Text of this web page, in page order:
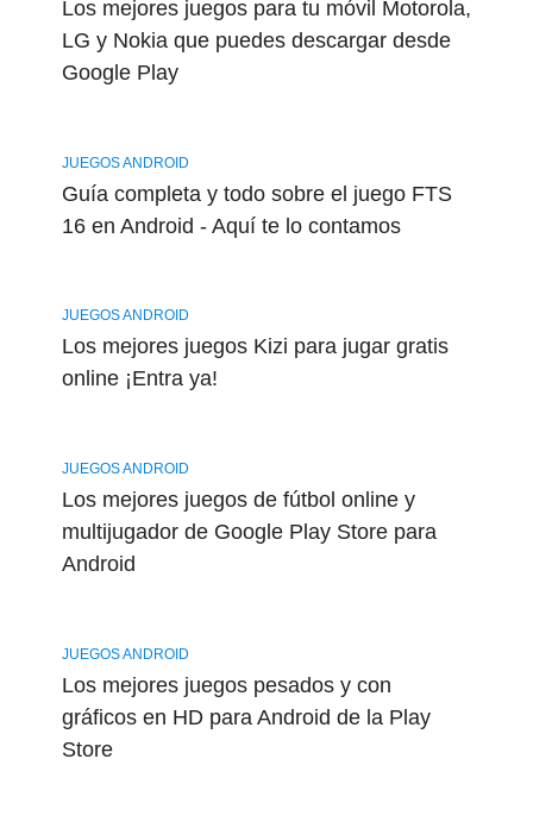
Los mejores juegos para tu móvil Motorola,
LG y Nokia que puedes descargar desde
Google Play
JUEGOS ANDROID
Guía completa y todo sobre el juego FTS
16 en Android - Aquí te lo contamos
JUEGOS ANDROID
Los mejores juegos Kizi para jugar gratis
online ¡Entra ya!
JUEGOS ANDROID
Los mejores juegos de fútbol online y
multijugador de Google Play Store para
Android
JUEGOS ANDROID
Los mejores juegos pesados y con
gráficos en HD para Android de la Play
Store